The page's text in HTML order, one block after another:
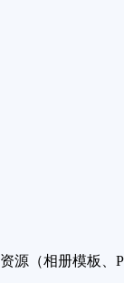
（相册模板、